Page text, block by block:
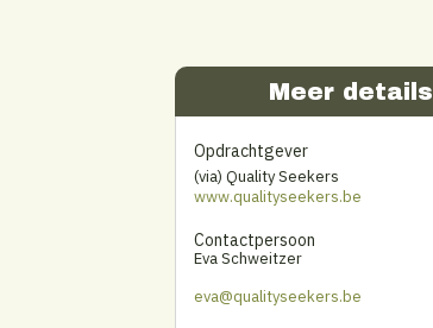
Meer details
Opdrachtgever
(via) Quality Seekers
www.qualityseekers.be
Contactpersoon
Eva Schweitzer
eva@qualityseekers.be